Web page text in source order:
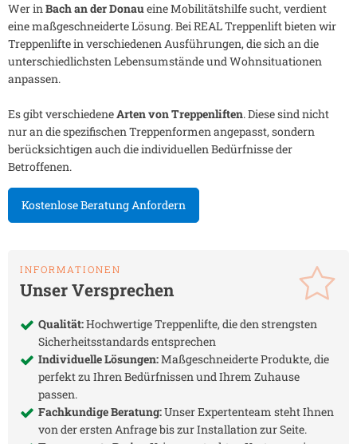
Wer inBach an der Donaueine Mobilitätshilfe sucht, verdient
eine maßgeschneiderte Lösung. Bei REAL Treppenlift bieten wir
Treppenlifte in verschiedenen Ausführungen, die sich an die
unterschiedlichsten Lebensumstände und Wohnsituationen
anpassen.
Es gibt verschiedeneArten von Treppenliften. Diese sind nicht
nur an die spezifischen Treppenformen angepasst, sondern
berücksichtigen auch die individuellen Bedürfnisse der
Betroffenen.
Kostenlose Beratung Anfordern
INFORMATIONEN
Unser Versprechen
Qualität:Hochwertige Treppenlifte, die den strengsten
Sicherheitsstandards entsprechen
Individuelle Lösungen:Maßgeschneiderte Produkte, die
perfekt zu Ihren Bedürfnissen und Ihrem Zuhause
passen.
Fachkundige Beratung:Unser Expertenteam steht Ihnen
von der ersten Anfrage bis zur Installation zur Seite.